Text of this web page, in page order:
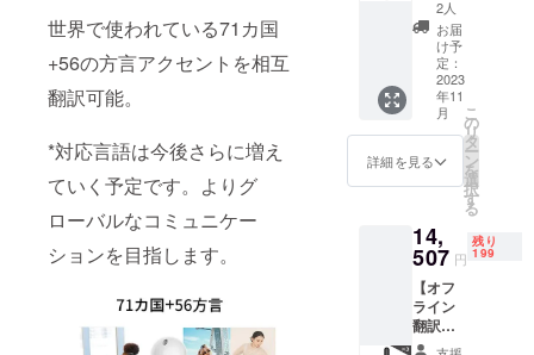
世界で使われている71カ国
+56の方言アクセントを相互
翻訳可能。
*対応言語は今後さらに増え
ていく予定です。よりグ
ローバルなコミュニケー
ションを目指します。
30cm×
2 スト
ラップ
25cm×
2 日本
語取扱
説明書
×2 ※2色
ます。
訳機
「Senof
u」×1
定価：
16,341
円（税
込） ※
送料無
料（日
内容
物： AI
音声翻
訳機
「Senof
u」×1
オフラ
2人
お届
け予
定：
2023
年11
月
詳細を見る
こ
の
リ
タ
ー
ン
を
選
択
す
る
14,
507 円
残り
199
【オフ
ライン
翻訳機
能な